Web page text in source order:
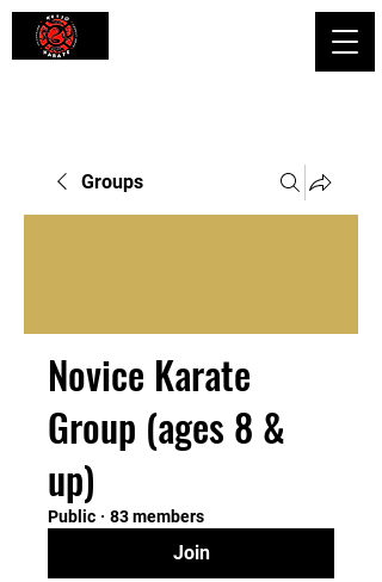
Groups
Novice Karate
Group (ages 8 &
up)
Public · 83 members
Join